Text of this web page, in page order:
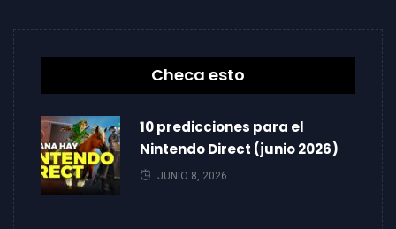
Checa esto
10 predicciones para el
Nintendo Direct (junio 2026)
JUNIO 8, 2026